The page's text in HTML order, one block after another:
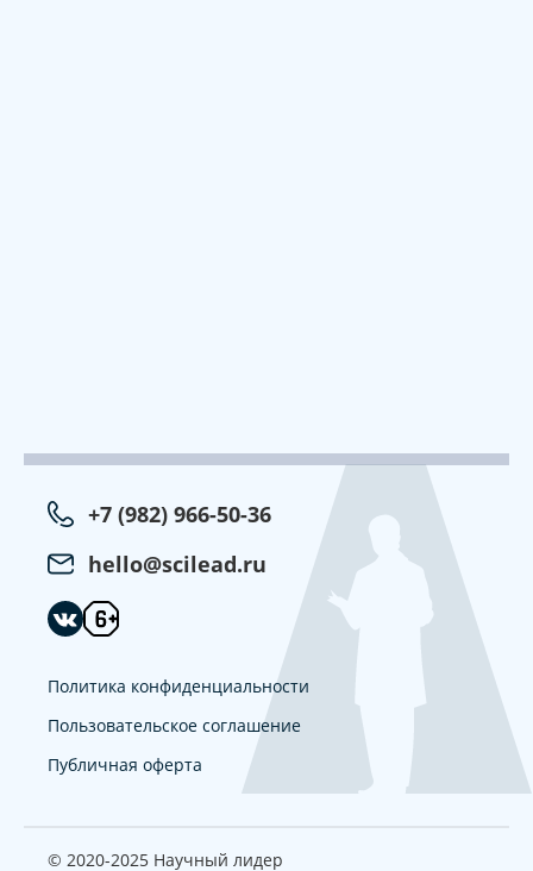
+7 (982) 966-50-36
hello@scilead.ru
Политика конфиденциальности
Пользовательское соглашение
Публичная оферта
© 2020-2025 Научный лидер